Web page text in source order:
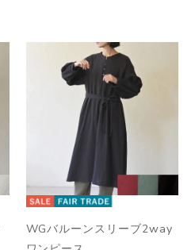
WGバルーンスリーブ2way